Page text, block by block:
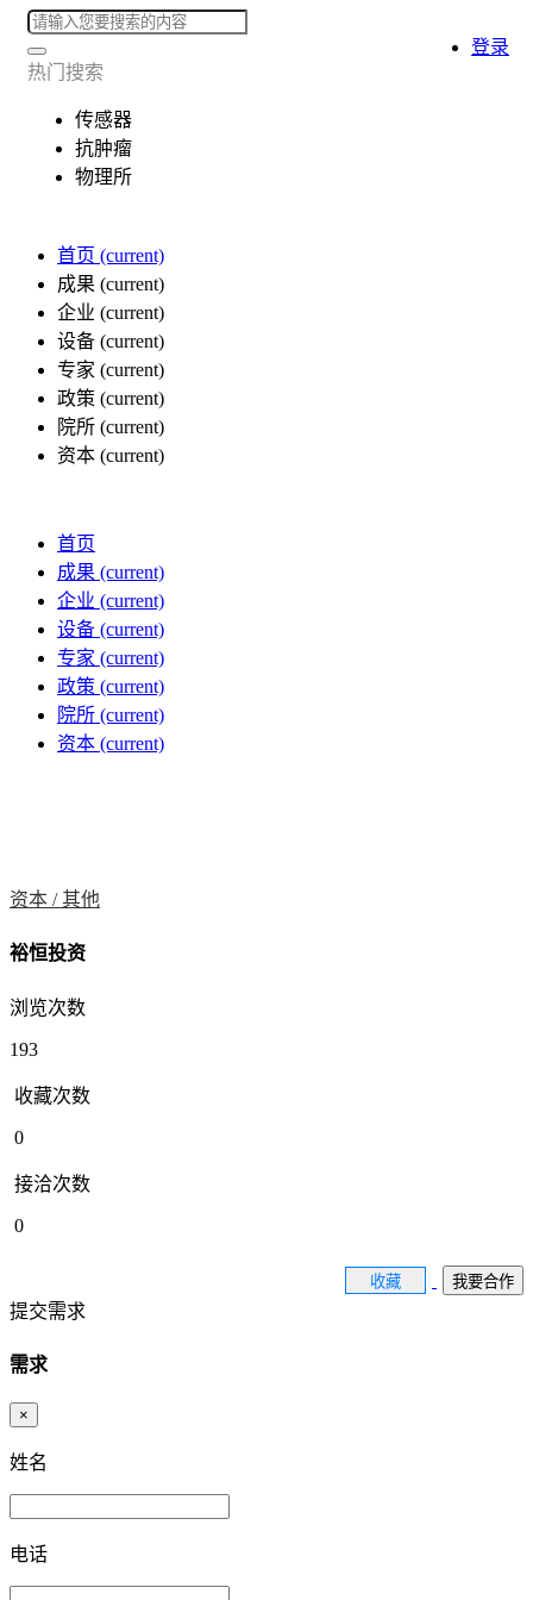
热门搜索
传感器
抗肿瘤
物理所
首页 (current)
成果 (current)
企业 (current)
设备 (current)
专家 (current)
政策 (current)
院所 (current)
资本 (current)
登录
首页
成果 (current)
企业 (current)
设备 (current)
专家 (current)
政策 (current)
院所 (current)
资本 (current)
资本 /其他
裕恒投资
浏览次数
193
收藏次数
0
接洽次数
0
收藏 我要合作
提交需求
需求
×
姓名
电话